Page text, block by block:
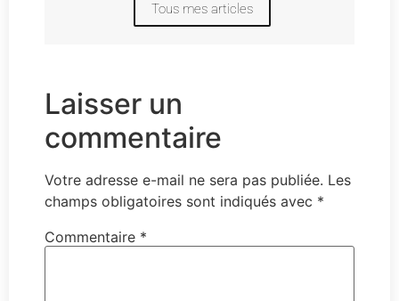
Tous mes articles
Laisser un
commentaire
Votre adresse e-mail ne sera pas publiée. Les
champs obligatoires sont indiqués avec *
Commentaire *